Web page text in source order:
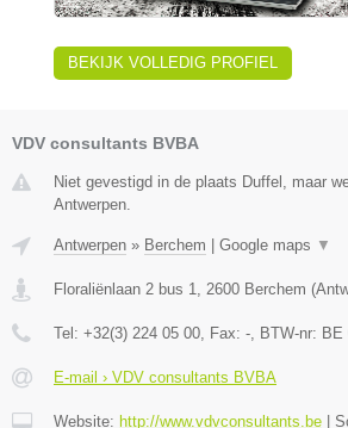
BEKIJK VOLLEDIG PROFIEL
VDV consultants BVBA
Niet gevestigd in de plaats Duffel, maar
Antwerpen.
Antwerpen » Berchem | Google maps ▼
Floraliënlaan 2 bus 1 2600 Berchem (
Tel: +32(3) 224 05 00 , Fax: - , BTW-nr: BE
E-mail › VDV consultants BVBA
Website: http://www.vdvconsultants.be |